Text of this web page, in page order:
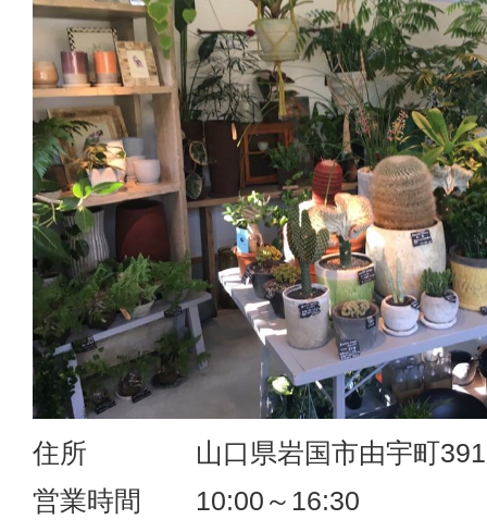
住所 山口県岩国市由宇町
営業時間 10:00～16:30